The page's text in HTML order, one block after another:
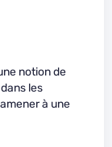
notion de
les
à une